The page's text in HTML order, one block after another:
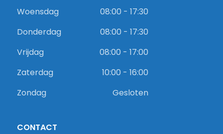
Woensdag
08:00 - 17:30
Donderdag
08:00 - 17:30
Vrijdag
08:00 - 17:00
Zaterdag
10:00 - 16:00
Zondag
Gesloten
CONTACT